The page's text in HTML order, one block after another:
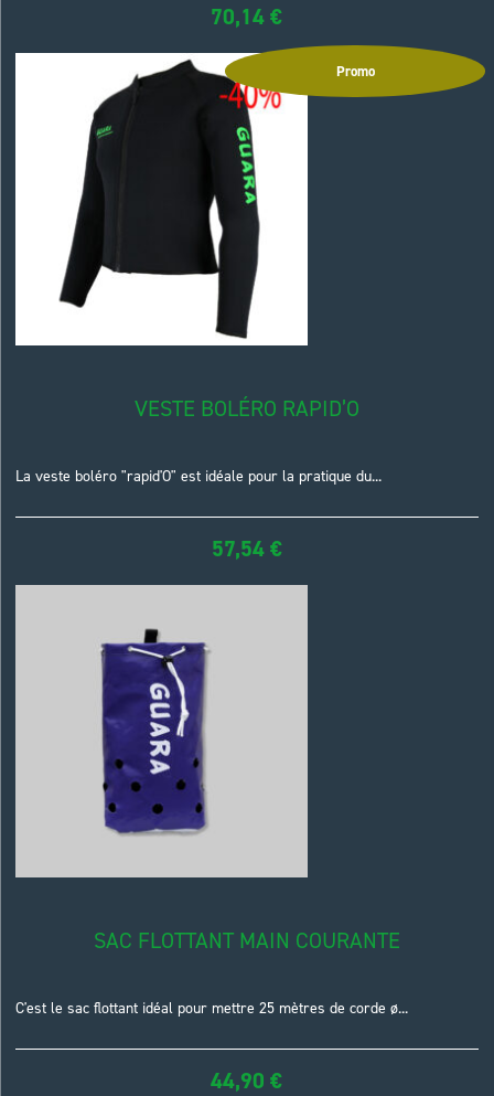
70,14€
Promo
VESTE BOLÉRO RAPID’O
La veste boléro "rapid'O" est idéale pour la pratique du...
57,54€
SAC FLOTTANT MAIN COURANTE
C'est le sac flottant idéal pour mettre 25 mètres de corde ø...
44,90€